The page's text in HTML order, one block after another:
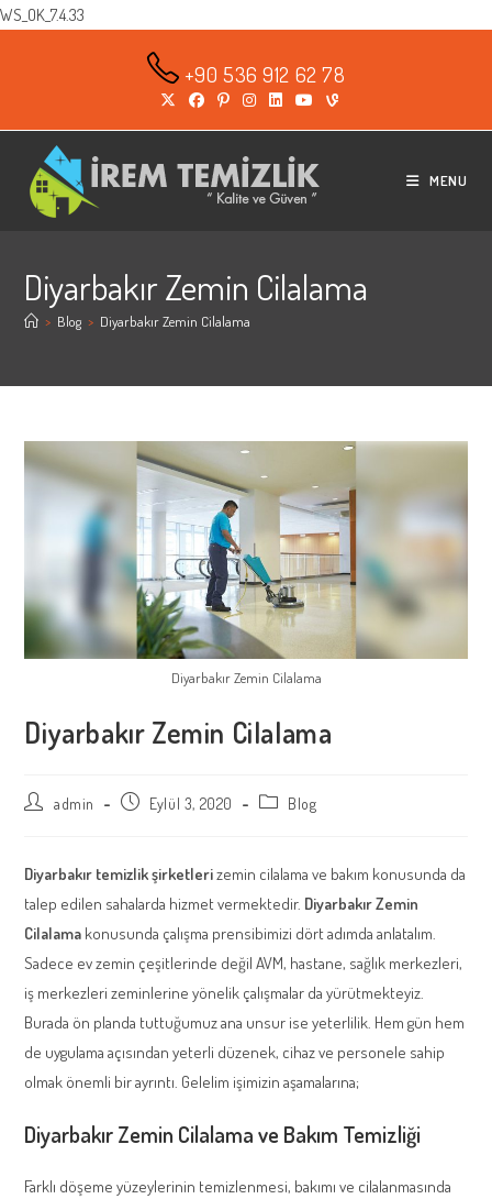
WS_OK_7.4.33
+90 536 912 62 78
MENU
Diyarbakır Zemin Cilalama
> Blog > Diyarbakır Zemin Cilalama
Diyarbakır Zemin Cilalama
Diyarbakır Zemin Cilalama
Post admin
Post Eylül 3, 2020
Post Blog
Diyarbakır temizlik şirketlerizemin cilalama ve bakım konusunda da
talep edilen sahalarda hizmet vermektedir. Diyarbakır Zemin
Cilalama konusunda çalışma prensibimizi dört adımda anlatalım.
Sadece ev zemin çeşitlerinde değil AVM, hastane, sağlık merkezleri,
iş merkezleri zeminlerine yönelik çalışmalar da yürütmekteyiz.
Burada ön planda tuttuğumuz ana unsur ise yeterlilik. Hem gün hem
de uygulama açısından yeterli düzenek, cihaz ve personele sahip
olmak önemli bir ayrıntı. Gelelim işimizin aşamalarına;
Diyarbakır Zemin Cilalama ve Bakım Temizliği
Farklı döşeme yüzeylerinin temizlenmesi, bakımı ve cilalanmasında